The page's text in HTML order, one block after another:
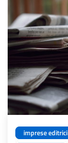
imprese editrici